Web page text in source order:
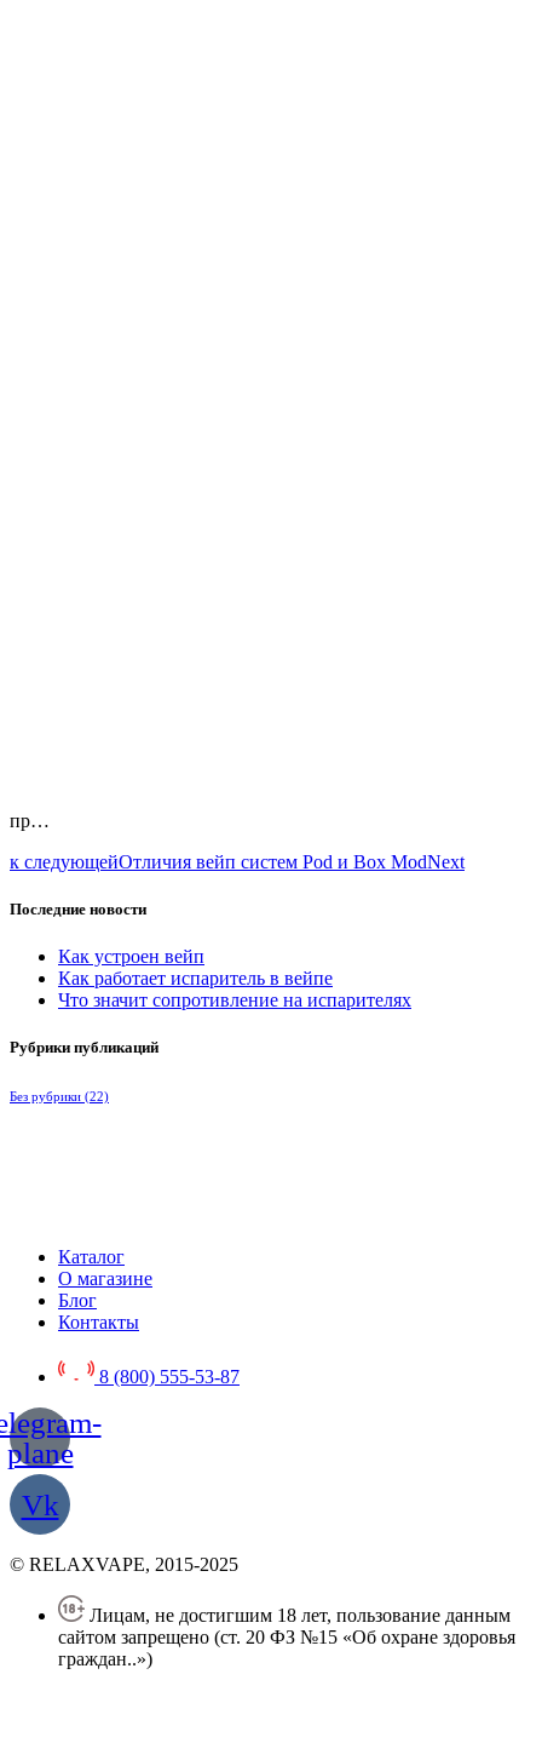
пр…
к следующейОтличия вейп систем Pod и Box ModNext
Последние новости
Как устроен вейп
Как работает испаритель в вейпе
Что значит сопротивление на испарителях
Рубрики публикаций
Без рубрики (22)
Каталог
О магазине
Блог
Контакты
8 (800) 555-53-87
plane
Vk
© RELAXVAPE, 2015-2025
Лицам, не достигшим 18 лет, пользование данным
сайтом запрещено (ст. 20 ФЗ №15 «Об охране здоровья
граждан..»)